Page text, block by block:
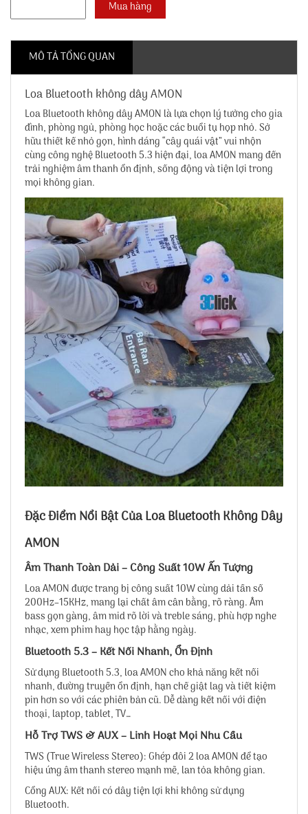
MÔ TẢ TỔNG QUAN
Loa Bluetooth không dây AMON
Loa Bluetooth không dây AMON là lựa chọn lý tưởng cho gia
đình, phòng ngủ, phòng học hoặc các buổi tụ họp nhỏ. Sở
hữu thiết kế nhỏ gọn, hình dáng “cây quái vật” vui nhộn
cùng công nghệ Bluetooth 5.3 hiện đại, loa AMON mang đến
trải nghiệm âm thanh ổn định, sống động và tiện lợi trong
mọi không gian.
Đặc Điểm Nổi Bật Của Loa Bluetooth Không Dây
AMON
Âm Thanh Toàn Dải – Công Suất 10W Ấn Tượng
Loa AMON được trang bị công suất 10W cùng dải tần số
200Hz–15KHz, mang lại chất âm cân bằng, rõ ràng. Âm
bass gọn gàng, âm mid rõ lời và treble sáng, phù hợp nghe
nhạc, xem phim hay học tập hằng ngày.
Bluetooth 5.3 – Kết Nối Nhanh, Ổn Định
Sử dụng Bluetooth 5.3, loa AMON cho khả năng kết nối
nhanh, đường truyền ổn định, hạn chế giật lag và tiết kiệm
pin hơn so với các phiên bản cũ. Dễ dàng kết nối với điện
thoại, laptop, tablet, TV…
Hỗ Trợ TWS & AUX – Linh Hoạt Mọi Nhu Cầu
TWS (True Wireless Stereo): Ghép đôi 2 loa AMON để tạo
hiệu ứng âm thanh stereo mạnh mẽ, lan tỏa không gian.
Cổng AUX: Kết nối có dây tiện lợi khi không sử dụng
Bluetooth.